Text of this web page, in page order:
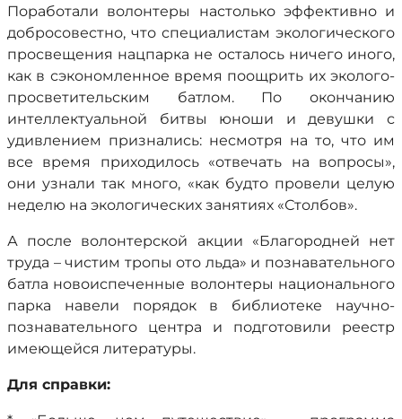
Поработали волонтеры настолько эффективно и
добросовестно, что специалистам экологического
просвещения нацпарка не осталось ничего иного,
как в сэкономленное время поощрить их эколого-
просветительским батлом. По окончанию
интеллектуальной битвы юноши и девушки с
удивлением признались: несмотря на то, что им
все время приходилось «отвечать на вопросы»,
они узнали так много, «как будто провели целую
неделю на экологических занятиях «Столбов».
А после волонтерской акции «Благородней нет
труда – чистим тропы ото льда» и познавательного
батла новоиспеченные волонтеры национального
парка навели порядок в библиотеке научно-
познавательного центра и подготовили реестр
имеющейся литературы.
Для справки: